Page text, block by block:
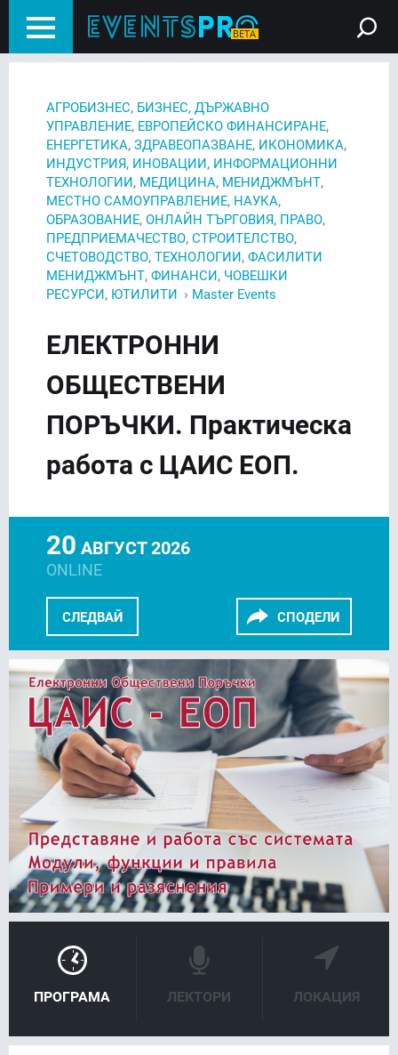
АГРОБИЗНЕС, БИЗНЕС, ДЪРЖАВНО
УПРАВЛЕНИЕ, ЕВРОПЕЙСКО ФИНАНСИРАНЕ,
ЕНЕРГЕТИКА, ЗДРАВЕОПАЗВАНЕ, ИКОНОМИКА,
ИНДУСТРИЯ, ИНОВАЦИИ, ИНФОРМАЦИОННИ
ТЕХНОЛОГИИ, МЕДИЦИНА, МЕНИДЖМЪНТ,
МЕСТНО САМОУПРАВЛЕНИЕ, НАУКА,
ОБРАЗОВАНИЕ, ОНЛАЙН ТЪРГОВИЯ, ПРАВО,
ПРЕДПРИЕМАЧЕСТВО, СТРОИТЕЛСТВО,
СЧЕТОВОДСТВО, ТЕХНОЛОГИИ, ФАСИЛИТИ
МЕНИДЖМЪНТ, ФИНАНСИ, ЧОВЕШКИ
РЕСУРСИ, ЮТИЛИТИ › Master Events
ЕЛЕКТРОННИ
ОБЩЕСТВЕНИ
ПОРЪЧКИ. Практическа
работа с ЦАИС ЕОП.
СЛЕДВАЙ СПОДЕЛИ
20 АВГУСТ 2026
ONLINE
FACEBOOK
ПРОГРАМА ЛЕКТОРИ ЛОКАЦИЯ